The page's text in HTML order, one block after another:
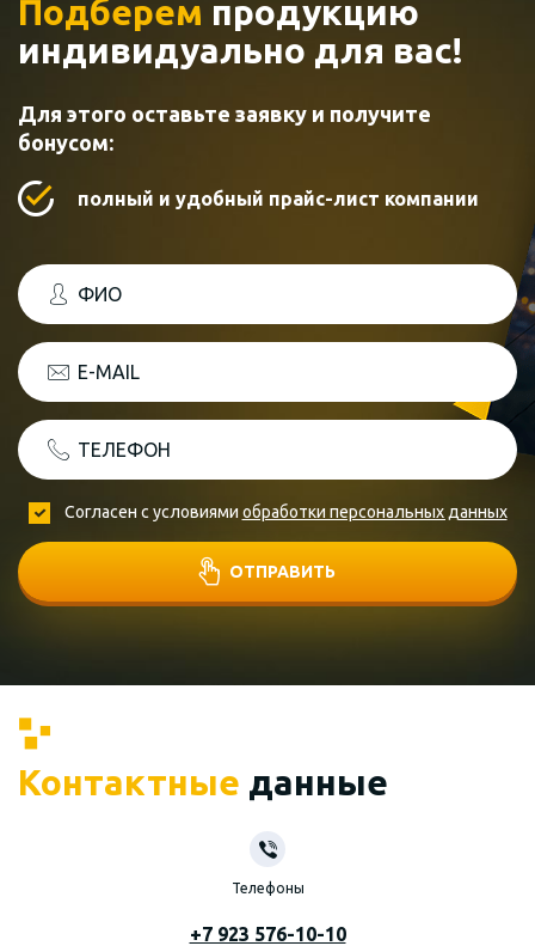
Подберем продукцию
индивидуально для вас!
Для этого оставьте заявку и получите
бонусом:
полный и удобный прайс-лист компании
ФИО
E-MAIL
ТЕЛЕФОН
Согласен с условиями обработки персональных данных
ОТПРАВИТЬ
Контактные данные
Телефоны
+7 923 576-10-10